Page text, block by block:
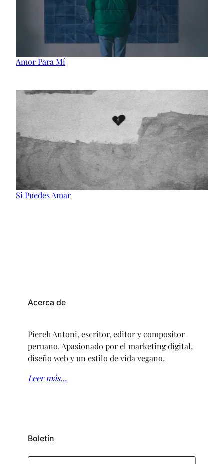
Amor Para Mí
Si Puedes Amar
Acerca de
Piereh Antoni, escritor, editor y compositor
peruano. Apasionado por el marketing digital,
diseño web y un estilo de vida vegano.
Leer más…
Boletín
Escribe tu correo electrónico…